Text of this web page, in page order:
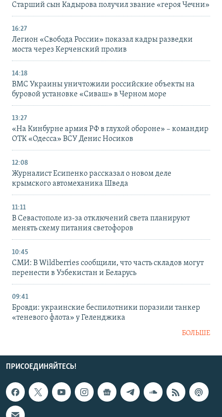
Старший сын Кадырова получил звание «героя Чечни»
16:27
Легион «Свобода России» показал кадры разведки
моста через Керченский пролив
14:18
ВМС Украины уничтожили российские объекты на
буровой установке «Сиваш» в Черном море
13:27
«На Кинбурне армия РФ в глухой обороне» – командир
ОТК «Одесса» ВСУ Денис Носиков
12:08
Журналист Есипенко рассказал о новом деле
крымского автомеханика Шведа
11:11
В Севастополе из-за отключений света планируют
менять схему питания светофоров
10:45
СМИ: В Wildberries сообщили, что часть складов могут
перенести в Узбекистан и Беларусь
09:41
Бровди: украинские беспилотники поразили танкер
«теневого флота» у Геленджика
БОЛЬШЕ
ПРИСОЕДИНЯЙТЕСЬ!